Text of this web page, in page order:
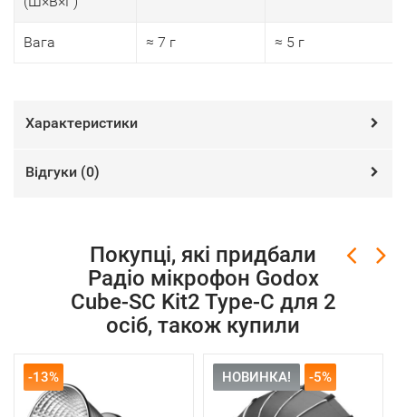
Вага ≈ 7 г ≈ 5 г
Характеристики
Відгуки (0)
Покупці, які придбали
Радіо мікрофон Godox
Cube-SC Kit2 Type-C для 2
осіб, також купили
-13% НОВИНКА! -5%